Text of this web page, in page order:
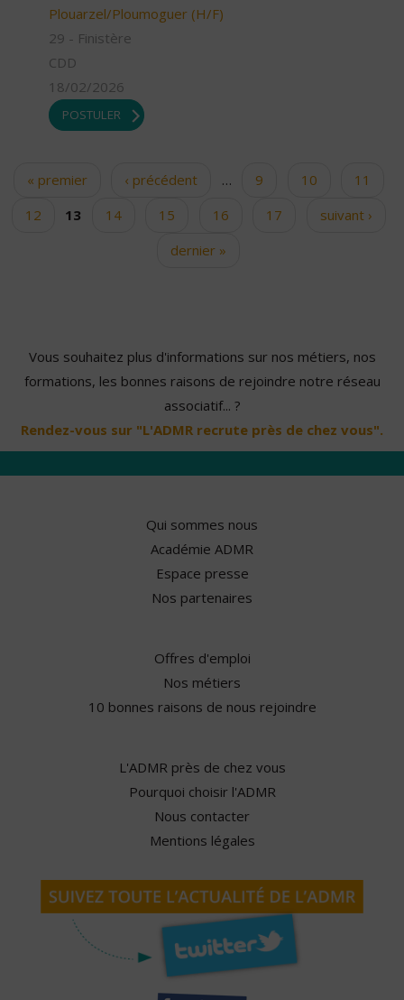
Plouarzel/Ploumoguer (H/F)
29 - Finistère
CDD
18/02/2026
POSTULER
Pages
« premier ‹ précédent … 9 10
11
12
13 14 15 16 17
suivant ›
dernier »
Vous souhaitez plus d'informations sur nos métiers, nos
formations, les bonnes raisons de rejoindre notre réseau
associatif... ?
Rendez-vous sur "L'ADMR recrute près de chez vous".
Qui sommes nous
Académie ADMR
Espace presse
Nos partenaires
Offres d'emploi
Nos métiers
10 bonnes raisons de nous rejoindre
L'ADMR près de chez vous
Pourquoi choisir l'ADMR
Nous contacter
Mentions légales